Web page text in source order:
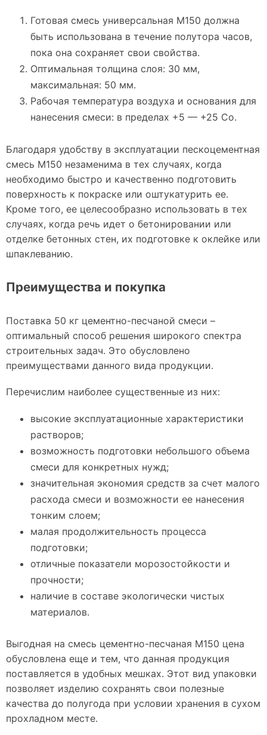
Готовая смесь универсальная М150 должна
быть использована в течение полутора часов,
пока она сохраняет свои свойства.
Оптимальная толщина слоя: 30 мм,
максимальная: 50 мм.
Рабочая температура воздуха и основания для
нанесения смеси: в пределах +5 — +25 Co.
Благодаря удобству в эксплуатации пескоцементная
смесь М150 незаменима в тех случаях, когда
необходимо быстро и качественно подготовить
поверхность к покраске или оштукатурить ее.
Кроме того, ее целесообразно использовать в тех
случаях, когда речь идет о бетонировании или
отделке бетонных стен, их подготовке к оклейке или
шпаклеванию.
Преимущества и покупка
Поставка 50 кг цементно-песчаной смеси –
оптимальный способ решения широкого спектра
строительных задач. Это обусловлено
преимуществами данного вида продукции.
Перечислим наиболее существенные из них:
высокие эксплуатационные характеристики
растворов;
возможность подготовки небольшого объема
смеси для конкретных нужд;
значительная экономия средств за счет малого
расхода смеси и возможности ее нанесения
тонким слоем;
малая продолжительность процесса
подготовки;
отличные показатели морозостойкости и
прочности;
наличие в составе экологически чистых
материалов.
Выгодная на смесь цементно-песчаная М150 цена
обусловлена еще и тем, что данная продукция
поставляется в удобных мешках. Этот вид упаковки
позволяет изделию сохранять свои полезные
качества до полугода при условии хранения в сухом
прохладном месте.